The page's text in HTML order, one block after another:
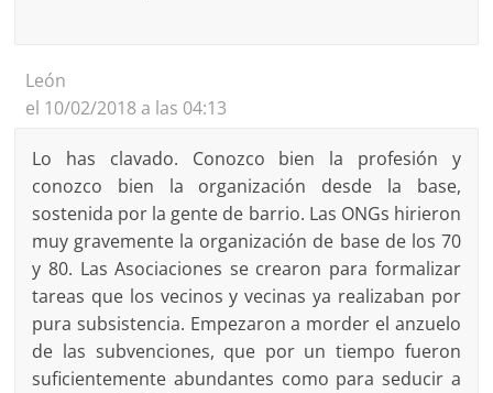
León
el 10/02/2018 a las 04:13
Lo has clavado. Conozco bien la profesión y
conozco bien la organización desde la base,
sostenida por la gente de barrio. Las ONGs hirieron
muy gravemente la organización de base de los 70
y 80. Las Asociaciones se crearon para formalizar
tareas que los vecinos y vecinas ya realizaban por
pura subsistencia. Empezaron a morder el anzuelo
de las subvenciones, que por un tiempo fueron
suficientemente abundantes como para seducir a